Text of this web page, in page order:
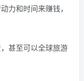
力和时间来赚钱，
甚至可以全球旅游